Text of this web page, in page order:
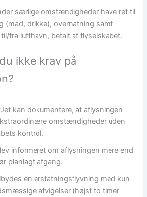
særlige omstændigheder have ret til
(mad, drikke), overnatning samt
fra lufthavn, betalt af flyselskabet.
ikke krav på
kan dokumentere, at aflysningen
omstændigheder uden
kontrol.
informeret om aflysningen mere end
planlagt afgang.
en erstatningsflyvning med kun
afvigelser (højst to timer